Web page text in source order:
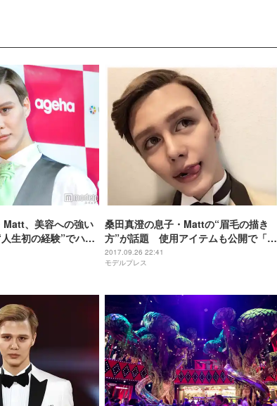
Matt、美容への強い
生初の経験”でハプ
桑田真澄の息子・Mattの“眉毛の描き
方”が話題 使用アイテムも公開で「参
考になる」
2017.09.26 22:41
モデルプレス